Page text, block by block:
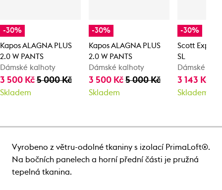
-30%
Kapos ALAGNA PLUS
2.0 W PANTS
Dámské kalhoty
3 500 Kč 5 000 Kč
Skladem
-30%
Kapos ALAGNA PLUS
2.0 W PANTS
Dámské kalhoty
3 500 Kč5 000 Kč
Skladem
-30%
Scott
SL
Dámské
3 143 Kč
Skladem
Vyrobeno z větru-odolné tkaniny s izolací PrimaLoft®.
Na bočních panelech a horní přední části je pružná
tepelná tkanina.